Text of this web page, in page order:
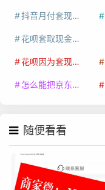
抖音月付套现最新方法
花呗套取现金最佳方法
花呗因为套现被限额了这种情况要多久才会好
怎么能把京东白条额度钱套出来
随便看看